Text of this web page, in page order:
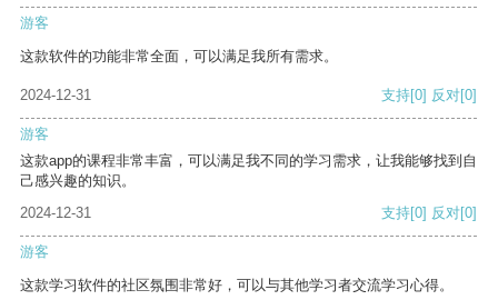
游客
这款软件的功能非常全面，可以满足我所有需求。
2024-12-31 支持[0] 反对[0]
游客
这款app的课程非常丰富，可以满足我不同的学习需求，让我能够找到自
己感兴趣的知识。
2024-12-31
支持[0] 反对[0]
游客
这款学习软件的社区氛围非常好，可以与其他学习者交流学习心得。